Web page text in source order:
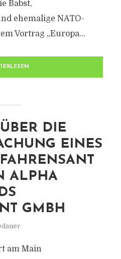
Babst,
ehemalige NATO-
Vortrag „Europa...
DIE
EINES
ALPHA
GMBH
am Main